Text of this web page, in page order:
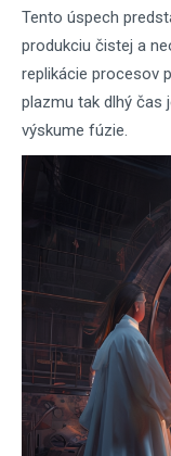
Tento úspech
produkciu čistej a
replikácie procesov
plazmu tak dlhý čas
výskume fúzie.